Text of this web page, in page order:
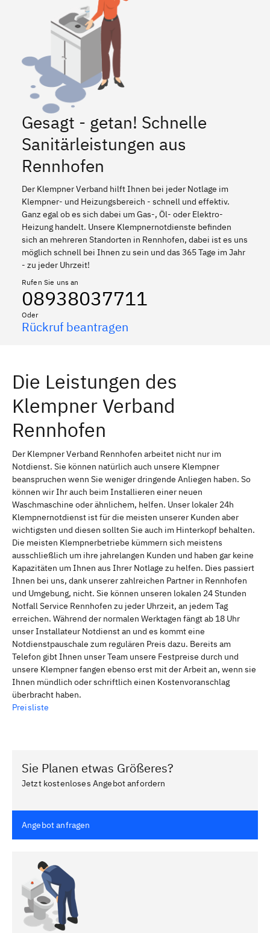
Gesagt - getan! Schnelle
Sanitärleistungen aus
Rennhofen
Der Klempner Verband hilft Ihnen bei jeder Notlage im
Klempner- und Heizungsbereich - schnell und effektiv.
Ganz egal ob es sich dabei um Gas-, Öl- oder Elektro-
Heizung handelt. Unsere Klempnernotdienste befinden
sich an mehreren Standorten in Rennhofen, dabei ist es uns
möglich schnell bei Ihnen zu sein und das 365 Tage im Jahr
- zu jeder Uhrzeit!
Rufen Sie uns an
08938037711
Oder
Rückruf beantragen
Die Leistungen des
Klempner Verband
Rennhofen
Der Klempner Verband Rennhofen arbeitet nicht nur im
Notdienst. Sie können natürlich auch unsere Klempner
beanspruchen wenn Sie weniger dringende Anliegen haben. So
können wir Ihr auch beim Installieren einer neuen
Waschmaschine oder ähnlichem, helfen. Unser lokaler 24h
Klempnernotdienst ist für die meisten unserer Kunden aber
wichtigsten und diesen sollten Sie auch im Hinterkopf behalten.
Die meisten Klempnerbetriebe kümmern sich meistens
ausschließlich um ihre jahrelangen Kunden und haben gar keine
Kapazitäten um Ihnen aus Ihrer Notlage zu helfen. Dies passiert
Ihnen bei uns, dank unserer zahlreichen Partner in Rennhofen
und Umgebung, nicht. Sie können unseren lokalen 24 Stunden
Notfall Service Rennhofen zu jeder Uhrzeit, an jedem Tag
erreichen. Während der normalen Werktagen fängt ab 18 Uhr
unser Installateur Notdienst an und es kommt eine
Notdienstpauschale zum regulären Preis dazu. Bereits am
Telefon gibt Ihnen unser Team unsere Festpreise durch und
unsere Klempner fangen ebenso erst mit der Arbeit an, wenn sie
Ihnen mündlich oder schriftlich einen Kostenvoranschlag
überbracht haben.
Preisliste
Sie Planen etwas Größeres?
Jetzt kostenloses Angebot anfordern
Angebot anfragen